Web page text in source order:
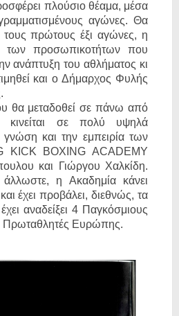
πλούσιο θέαμα, μέσα
αγώνες. Θα
τους πρώτους έξι αγώνες, η
των προσωπικοτήτων που
ανάπτυξη του αθλήματος κι
και ο Δήμαρχος Φυλής
θα μεταδοθεί σε πάνω από
κινείται σε πολύ υψηλά
και την εμπειρία των
KICK BOXING ACADEMY
και Γιώργου Χαλκίδη.
η Ακαδημία κάνει
έχει προβάλει, διεθνώς, τα
αναδείξει 4 Παγκόσμιους
Πρωταθλητές Ευρώπης.